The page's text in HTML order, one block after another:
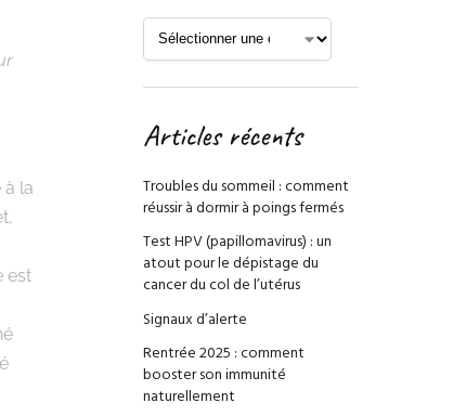
la
est
Articles récents
Troubles du sommeil : comment
réussir à dormir à poings fermés
Test HPV (papillomavirus) : un
atout pour le dépistage du
cancer du col de l’utérus
Signaux d’alerte
Rentrée 2025 : comment
booster son immunité
naturellement